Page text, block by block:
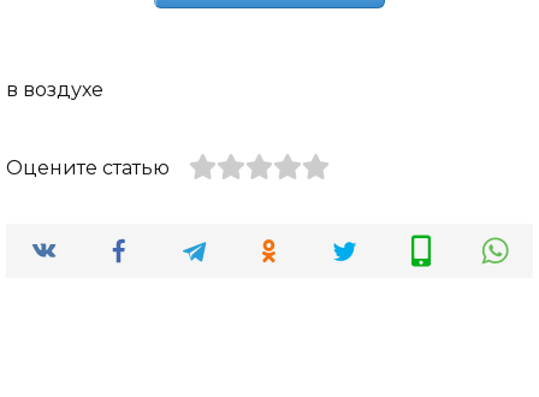
в воздухе
Оцените статью